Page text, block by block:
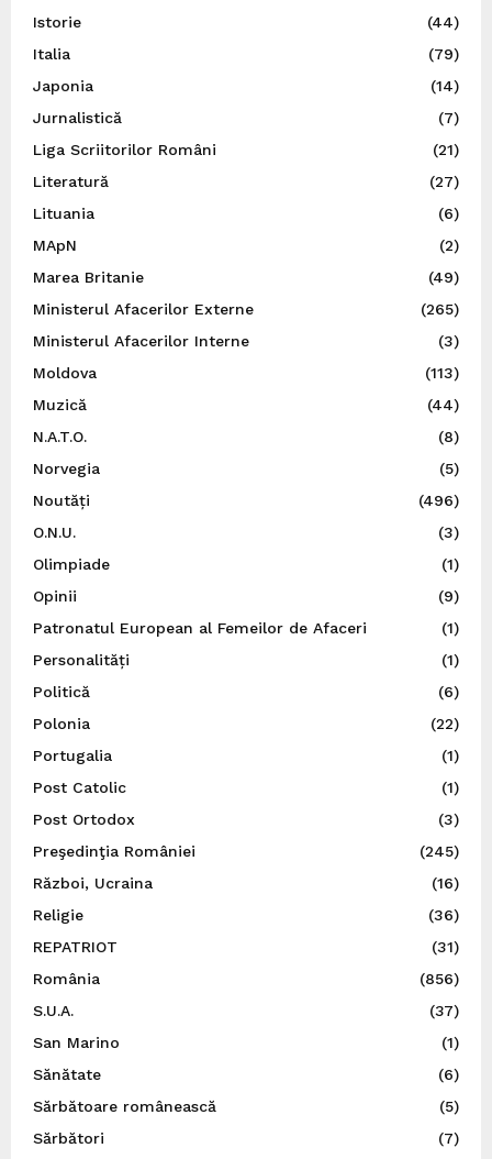
Istorie
(44)
Italia
(79)
Japonia
(14)
Jurnalistică
(7)
Liga Scriitorilor Români
(21)
Literatură
(27)
Lituania
(6)
MApN
(2)
Marea Britanie
(49)
Ministerul Afacerilor Externe
(265)
Ministerul Afacerilor Interne
(3)
Moldova
(113)
Muzică
(44)
N.A.T.O.
(8)
Norvegia
(5)
Noutăți
(496)
O.N.U.
(3)
Olimpiade
(1)
Opinii
(9)
Patronatul European al Femeilor de Afaceri
(1)
Personalități
(1)
Politică
(6)
Polonia
(22)
Portugalia
(1)
Post Catolic
(1)
Post Ortodox
(3)
Preşedinţia României
(245)
Război, Ucraina
(16)
Religie
(36)
REPATRIOT
(31)
România
(856)
S.U.A.
(37)
San Marino
(1)
Sănătate
(6)
Sărbătoare românească
(5)
Sărbători
(7)